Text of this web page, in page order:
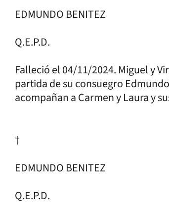
EDMUNDO BENITEZ
Q.E.P.D.
Falleció el 04/11/2024. Miguel y
partida de su consuegro
acompañan a Carmen y Laura y
†
EDMUNDO BENITEZ
Q.E.P.D.